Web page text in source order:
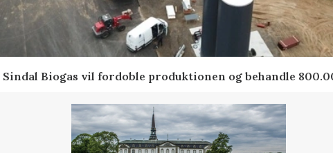
Biogas vil fordoble produktionen og behandle